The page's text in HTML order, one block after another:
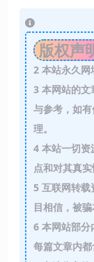
版权声
2本站永久网
3本网站的文
与参考，如
理。
4本站一切资
点和对其真实
5互联网转载
目相信，被
6本网站部分
每篇文章内